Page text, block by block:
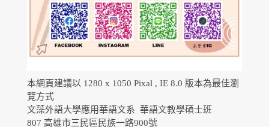
本網頁建議以 1280 x 1050 Pixal , IE 8.0 版本為最佳瀏
覽方式
文藻外語大學應用華語文系 華語文教學碩士班
807 高雄市三民區民族一路900號